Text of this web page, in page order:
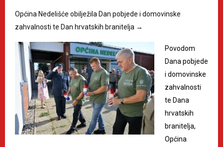
Općina Nedelišće obilježila Dan pobjede i domovinske
zahvalnosti te Dan hrvatskih branitelja →
Povodom
Dana pobjede
i domovinske
zahvalnosti
te Dana
hrvatskih
branitelja,
Općina